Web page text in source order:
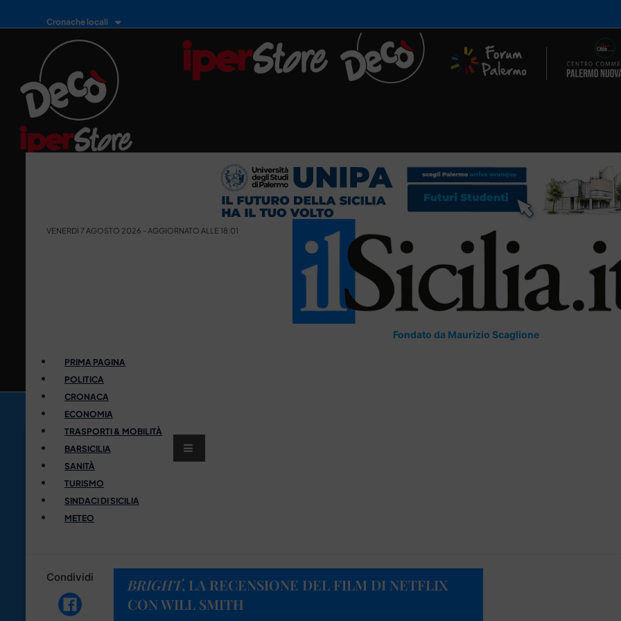
Cronache locali
VENERDÌ 7 AGOSTO 2026 - AGGIORNATO ALLE 18:01
Fondato da Maurizio Scaglione
PRIMA PAGINA
POLITICA
CRONACA
ECONOMIA
TRASPORTI & MOBILITÀ
BARSICILIA
SANITÀ
TURISMO
SINDACI DI SICILIA
METEO
Condividi BRIGHT, LA RECENSIONE DEL FILM DI NETFLIX
CON WILL SMITH